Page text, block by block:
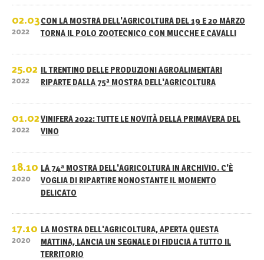
02.03
2022
CON LA MOSTRA DELL'AGRICOLTURA DEL 19 E 20 MARZO
TORNA IL POLO ZOOTECNICO CON MUCCHE E CAVALLI
25.02
2022
IL TRENTINO DELLE PRODUZIONI AGROALIMENTARI
RIPARTE DALLA 75ª MOSTRA DELL'AGRICOLTURA
01.02
2022
VINIFERA 2022: TUTTE LE NOVITÀ DELLA PRIMAVERA DEL
VINO
18.10
2020
LA 74ª MOSTRA DELL'AGRICOLTURA IN ARCHIVIO. C'È
VOGLIA DI RIPARTIRE NONOSTANTE IL MOMENTO
DELICATO
17.10
2020
LA MOSTRA DELL'AGRICOLTURA, APERTA QUESTA
MATTINA, LANCIA UN SEGNALE DI FIDUCIA A TUTTO IL
TERRITORIO